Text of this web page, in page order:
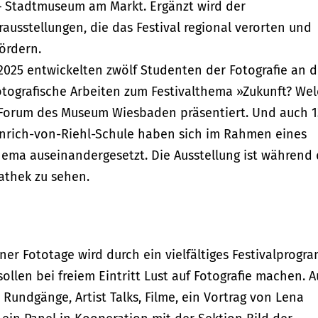
am Markt. Ergänzt wird der
die das Festival regional verorten und
entwickelten zwölf Studenten der Fotografie an
Arbeiten zum Festivalthema »Zukunft?
des Museum Wiesbaden präsentiert. Und auch
von-Riehl-Schule haben sich im Rahmen eines
auseinandergesetzt. Die Ausstellung ist während
zu sehen.
Fototage wird durch ein vielfältiges
bei freiem Eintritt Lust auf Fotografie machen.
Artist Talks, Filme, ein Vortrag von Lena